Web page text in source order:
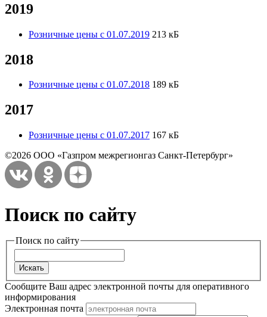
2019
Розничные цены с 01.07.2019 213 кБ
2018
Розничные цены с 01.07.2018 189 кБ
2017
Розничные цены с 01.07.2017 167 кБ
©2026 ООО «Газпром межрегионгаз Санкт-Петербург»
Поиск по сайту
Поиск по сайту
Сообщите Ваш адрес электронной почты для оперативного
информирования
Электронная почта